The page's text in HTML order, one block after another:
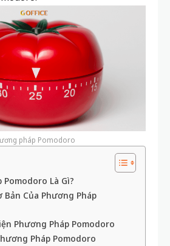
pháp Pomodoro
Pomodoro Là Gì?
Bản Của Phương Pháp
Phương Pháp Pomodoro
Pháp Pomodoro